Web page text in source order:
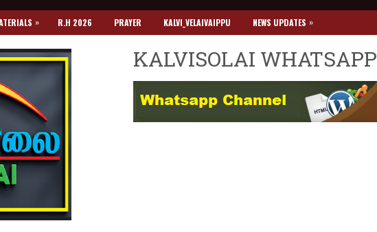
» R.H 2026 PRAYER KALVI_VELAIVAIPPU NEWS UPDATES »
KALVISOLAI WHATSAPP